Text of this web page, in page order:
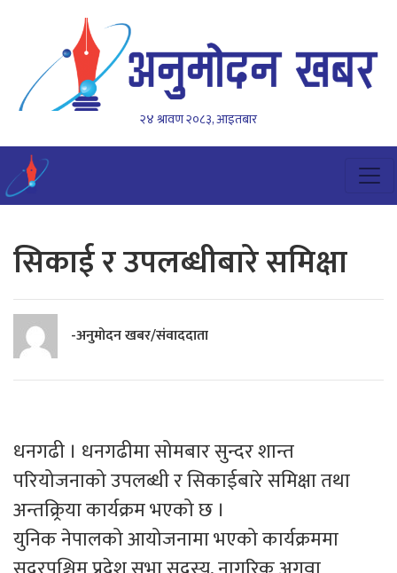
२४ श्रावण २०८३, आइतबार
सिकाई र उपलब्धीबारे समिक्षा
-अनुमोदन खबर/संवाददाता
धनगढी । धनगढीमा सोमबार सुन्दर शान्त
परियोजनाको उपलब्धी र सिकाईबारे समिक्षा तथा
अन्तक्र्रिया कार्यक्रम भएको छ ।
युनिक नेपालको आयोजनामा भएको कार्यक्रममा